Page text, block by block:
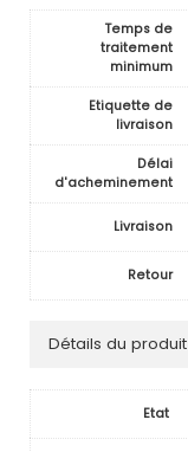
Temps de
traitement
minimum
Etiquette de
livraison
Délai
d'acheminement
Livraison
Retour
Détails du produit
Etat